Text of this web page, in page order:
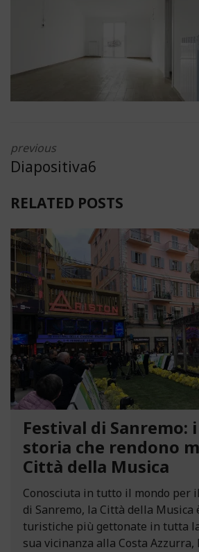
previous
Diapositiva6
RELATED POSTS
Festival di Sanremo:
storia che rendono
Città della Musica
Conosciuta in tutto il mondo per
di Sanremo, la Città della Musica
turistiche più gettonate in tutta
sua vicinanza alla Costa Azzurra,